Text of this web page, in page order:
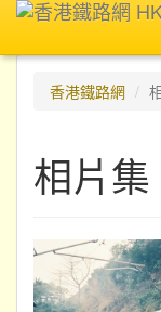
香港鐵路網
相片集